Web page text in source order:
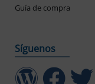
Guía de compra
Síguenos